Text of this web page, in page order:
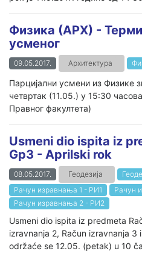
Физика (АРХ) -
усменог
09.05.2017. Архитектура
Парцијални усмени из Физике
четвртак (11.05.) у 15:30
Правног факултета)
Usmeni dio ispita iz
Gp3 - Aprilski rok
08.05.2017. Геодезија
Рачун изравнања 1 - РИ1
Рачун
Рачун изравнања 2 - РИ2
Usmeni dio ispita iz predmeta
izravnanja 2, Račun izravnanja 3
održaće se 12.05. (petak) u 10